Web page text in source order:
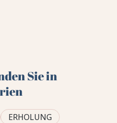
Sie in
ERHOLUNG